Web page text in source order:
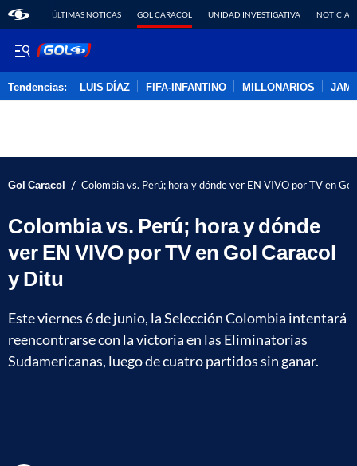
ÚLTIMAS NOTICAS GOL CARACOL UNIDAD INVESTIGATIVA NOTICIAS
Tendencias: LUIS DÍAZ FIFA-INFANTINO MILLONARIOS
Gol Caracol / Colombia vs. Perú; hora y dónde ver EN VIVO por TV en
Colombia vs. Perú; hora y dónde
ver EN VIVO por TV en Gol Caracol
y Ditu
Este viernes 6 de junio, la Selección Colombia intentará
reencontrarse con la victoria en las Eliminatorias
Sudamericanas, luego de cuatro partidos sin ganar.